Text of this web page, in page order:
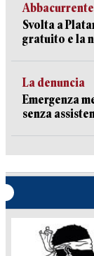
Abbacurrente
Svolta a
gratuito e la
La denuncia
Emergenza
senza